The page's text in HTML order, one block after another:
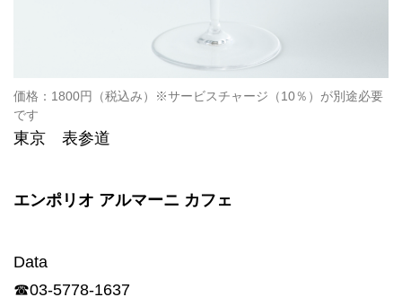
価格：1800円（税込み）※サービスチャージ（10％）が別途必要
です
東京 表参道
エンポリオ アルマーニ カフェ
Data
☎03-5778-1637